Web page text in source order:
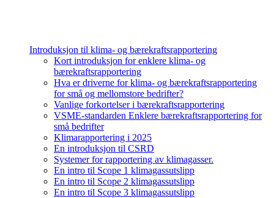
Introduksjon til klima- og bærekraftsrapportering
Kort introduksjon for enklere klima- og
bærekraftsrapportering
Hva er driverne for klima- og bærekraftsrapportering
for små og mellomstore bedrifter?
Vanlige forkortelser i bærekraftsrapportering
VSME-standarden Enklere bærekraftsrapportering for
små bedrifter
Klimarapportering i 2025
En introduksjon til CSRD
Systemer for rapportering av klimagasser.
En intro til Scope 1 klimagassutslipp
En intro til Scope 2 klimagassutslipp
En intro til Scope 3 klimagassutslipp